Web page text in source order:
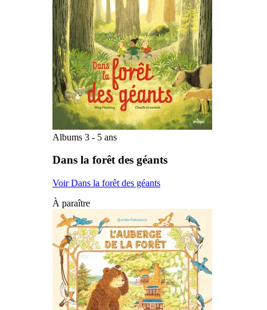
Albums 3 - 5 ans
Dans la forêt des géants
Voir Dans la forêt des géants
À paraître